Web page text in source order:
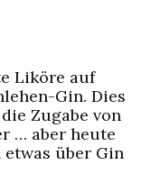
Liköre auf
Gin. Dies
Zugabe von
… aber heute
über Gin